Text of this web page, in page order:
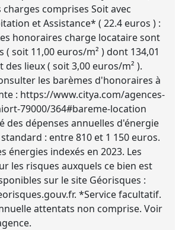
comprises Soit avec
et Assistance* ( 22.4 euros ) :
honoraires charge locataire sont
( soit 11,00 euros/m² ) dont 134,01
lieux ( soit 3,00 euros/m² ).
les barèmes d'honoraires à
: https://www.citya.com/agences-
79000/364#bareme-location
des dépenses annuelles d'énergie
: entre 810 et 1 150 euros.
énergies indexés en 2023. Les
les risques auxquels ce bien est
sur le site Géorisques :
*Service facultatif.
attentats non comprise. Voir